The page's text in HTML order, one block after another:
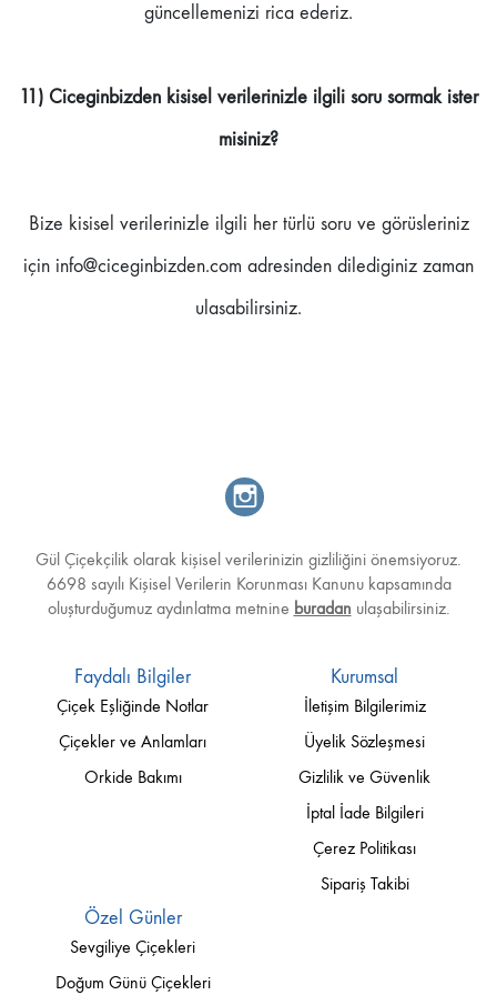
güncellemenizi rica ederiz.
11) Ciceginbizden kisisel verilerinizle ilgili soru sormak ister
misiniz?
Bize kisisel verilerinizle ilgili her türlü soru ve görüsleriniz
için info@ciceginbizden.com adresinden dilediginiz zaman
ulasabilirsiniz.
Gül Çiçekçilik olarak kişisel verilerinizin gizliliğini önemsiyoruz.
6698 sayılı Kişisel Verilerin Korunması Kanunu kapsamında
oluşturduğumuz aydınlatma metnine buradan ulaşabilirsiniz.
Faydalı Bilgiler
Çiçek Eşliğinde Notlar
Çiçekler ve Anlamları
Orkide Bakımı
Kurumsal
İletişim Bilgilerimiz
Üyelik Sözleşmesi
Gizlilik ve Güvenlik
İptal İade Bilgileri
Çerez Politikası
Sipariş Takibi
Özel Günler
Sevgiliye Çiçekleri
Doğum Günü Çiçekleri